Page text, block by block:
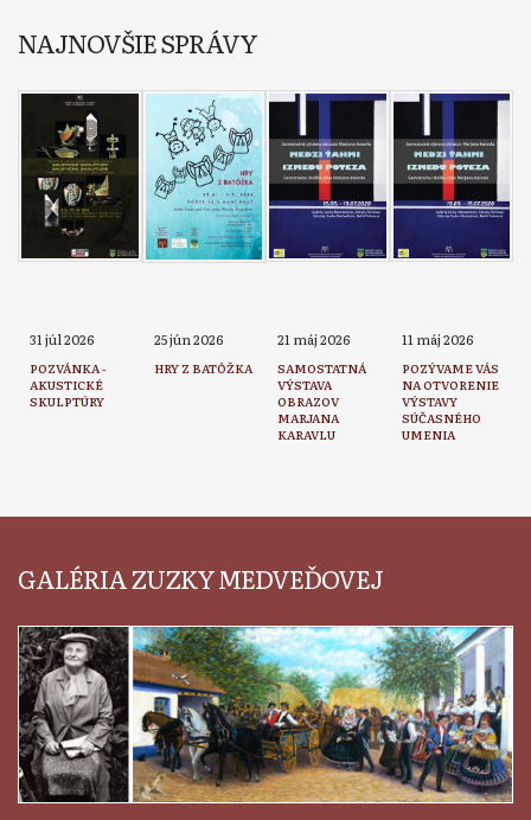
NAJNOVŠIE SPRÁVY
31 júl 2026
POZVÁNKA -
AKUSTICKÉ
SKULPTÚRY
25 jún 2026
HRY Z BATÔŽKA
21 máj 2026
SAMOSTATNÁ
VÝSTAVA
OBRAZOV
MARJANA
KARAVLU
11 máj 2026
POZÝVAME VÁS
NA OTVORENIE
VÝSTAVY
SÚČASNÉHO
UMENIA
GALÉRIA ZUZKY MEDVEĎOVEJ